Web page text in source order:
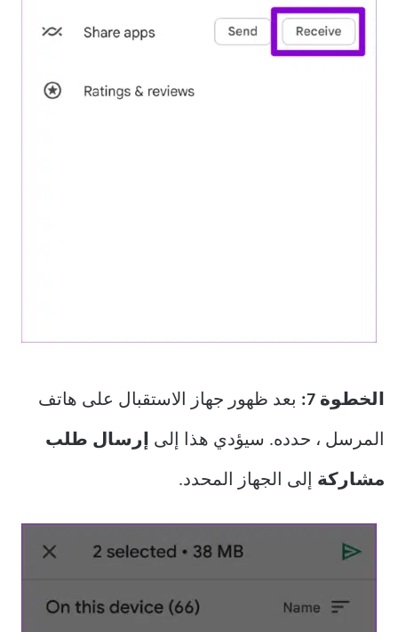
الخطوة 7: بعد ظهور جهاز الاستقبال على هاتف
المرسل ، حدده. سيؤدي هذا إلى إرسال طلب
مشاركة إلى الجهاز المحدد.